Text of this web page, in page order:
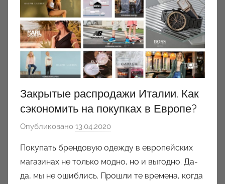
Закрытые распродажи Италии. Как
сэкономить на покупках в Европе?
Опубликовано 13.04.2020
т
о
р
Покупать брендовую одежду в европейских
магазинах не только модно, но и выгодно. Да-
да, мы не ошиблись. Прошли те времена, когда